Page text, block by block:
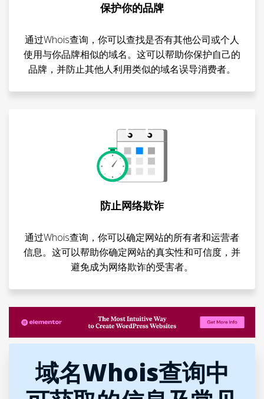
保护你的品牌
通过Whois查询，你可以查找是否有其他公司或个人
使用与你品牌相似的域名。这可以帮助你保护自己的
品牌，并防止其他人利用类似的域名误导消费者。
防止网络欺诈
通过Whois查询，你可以确定网站的所有者和运营者
信息。这可以帮助你确定网站的真实性和可信度，并
避免成为网络欺诈的受害者。
域名Whois查询中